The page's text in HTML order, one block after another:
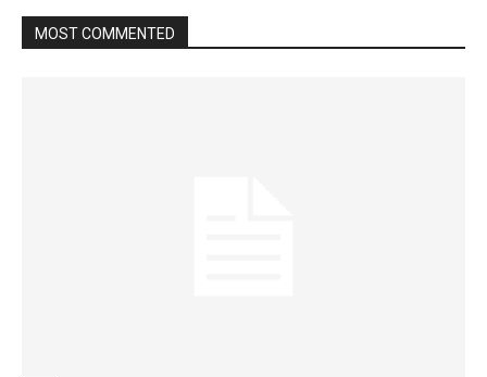
MOST COMMENTED